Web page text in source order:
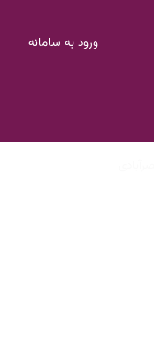
ورود به سامانه